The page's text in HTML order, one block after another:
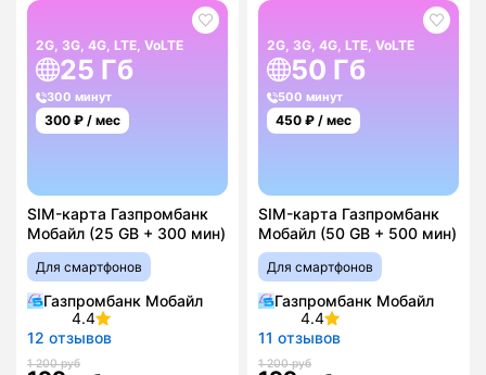
2G, 3G, 4G, LTE, VoLTE
25 Гб
300 минут
300 ₽ / мес
SIM-карта Газпромбанк
Мобайл (25 GB + 300 мин)
Для смартфонов
Газпромбанк Мобайл
4.4
12 отзывов
1 200 руб
2G, 3G, 4G, LTE, VoLTE
50 Гб
500 минут
450 ₽ / мес
SIM-карта Газпромбанк
Мобайл (50 GB + 500 мин)
Для смартфонов
Газпромбанк Мобайл
4.4
11 отзывов
1 200 руб